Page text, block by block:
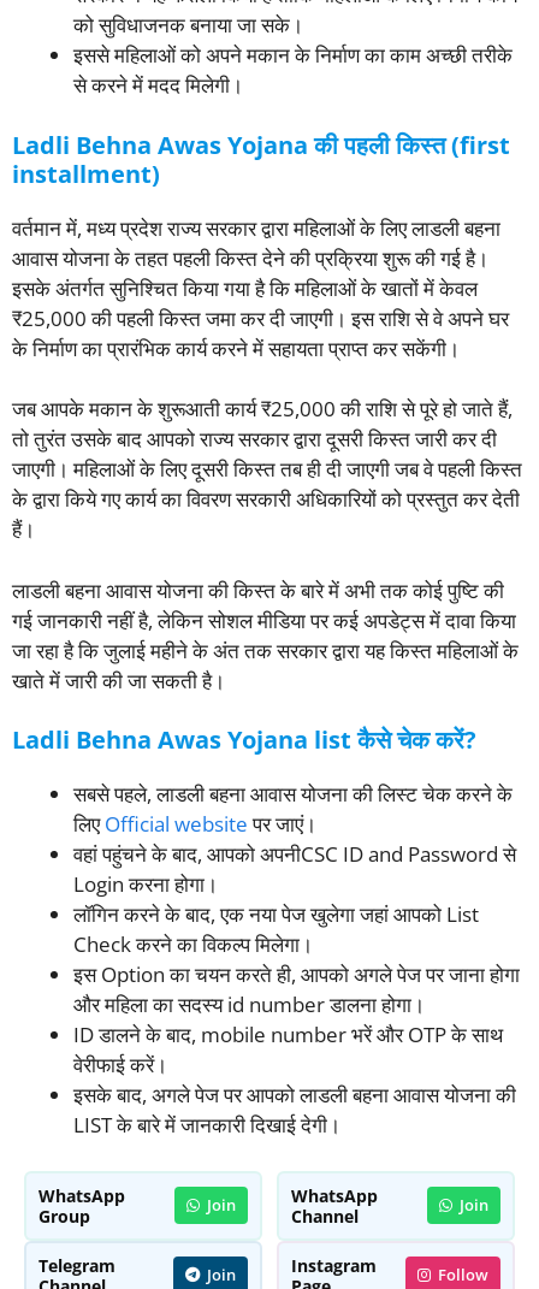
को सुविधाजनक बनाया जा सके।
इससे महिलाओं को अपने मकान के निर्माण का काम अच्छी तरीके
से करने में मदद मिलेगी।
Ladli Behna Awas Yojana की पहली किस्त (first
installment)
वर्तमान में, मध्य प्रदेश राज्य सरकार द्वारा महिलाओं के लिए लाडली बहना
आवास योजना के तहत पहली किस्त देने की प्रक्रिया शुरू की गई है।
इसके अंतर्गत सुनिश्चित किया गया है कि महिलाओं के खातों में केवल
₹25,000 की पहली किस्त जमा कर दी जाएगी। इस राशि से वे अपने घर
के निर्माण का प्रारंभिक कार्य करने में सहायता प्राप्त कर सकेंगी।
जब आपके मकान के शुरूआती कार्य ₹25,000 की राशि से पूरे हो जाते हैं,
तो तुरंत उसके बाद आपको राज्य सरकार द्वारा दूसरी किस्त जारी कर दी
जाएगी। महिलाओं के लिए दूसरी किस्त तब ही दी जाएगी जब वे पहली किस्त
के द्वारा किये गए कार्य का विवरण सरकारी अधिकारियों को प्रस्तुत कर देती
हैं।
लाडली बहना आवास योजना की किस्त के बारे में अभी तक कोई पुष्टि की
गई जानकारी नहीं है, लेकिन सोशल मीडिया पर कई अपडेट्स में दावा किया
जा रहा है कि जुलाई महीने के अंत तक सरकार द्वारा यह किस्त महिलाओं के
खाते में जारी की जा सकती है।
Ladli Behna Awas Yojana list कैसे चेक करें?
सबसे पहले, लाडली बहना आवास योजना की लिस्ट चेक करने के
लिएOfficial websiteपर जाएं।
वहां पहुंचने के बाद, आपको अपनीCSC ID and Password से
Login करना होगा।
लॉगिन करने के बाद, एक नया पेज खुलेगा जहां आपको List
Check करने का विकल्प मिलेगा।
इस Option का चयन करते ही, आपको अगले पेज पर जाना होगा
और महिला का सदस्य id number डालना होगा।
ID डालने के बाद, mobile number भरें और OTP के साथ
वेरीफाई करें।
इसके बाद, अगले पेज पर आपको लाडली बहना आवास योजना की
LIST के बारे में जानकारी दिखाई देगी।
WhatsApp
Group
Join
WhatsApp
Channel
Join
Telegram
Join
Instagram
Follow